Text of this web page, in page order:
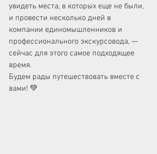
увидеть места, в которых еще не были,
и провести несколько дней в
компании единомышленников и
профессионального экскурсовода, —
сейчас для этого самое подходящее
время.
Будем рады путешествовать вместе с
вами! 💚